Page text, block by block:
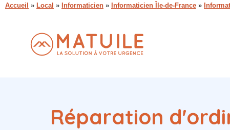
Accueil » Local » Informaticien » Informaticien Île-de-France »
Réparation